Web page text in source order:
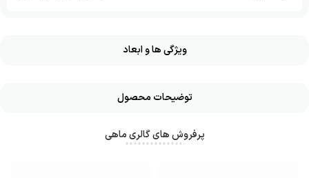
ویژگی ها و ابعاد
توضیحات محصول
پرفروش های گالری ماهی